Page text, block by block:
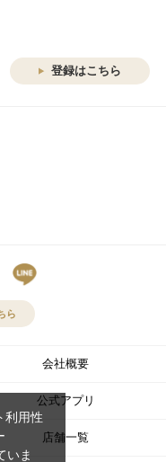
登録はこちら
ら
会社概要
公式アプリ
店舗一覧
利用性
いま